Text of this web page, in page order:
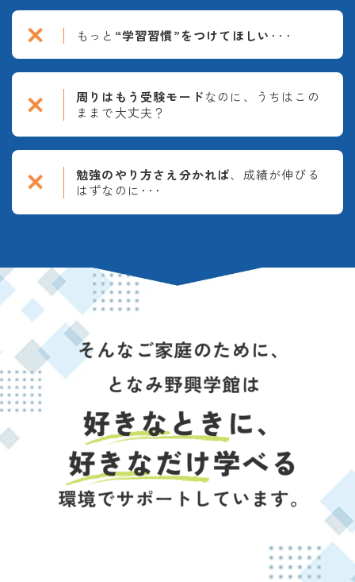
もっと “学習習慣”をつけてほしい ･･･
周りはもう受験モードなのに、うちはこの
ままで大丈夫？
勉強のやり方さえ分かれば、成績が伸びる
はずなのに･･･